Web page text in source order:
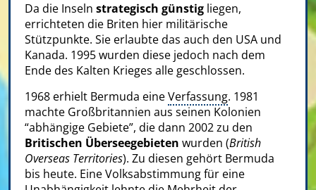
Da die Inseln strategisch günstig liegen,
errichteten die Briten hier militärische
Stützpunkte. Sie erlaubte das auch den USA und
Kanada. 1995 wurden diese jedoch nach dem
Ende des Kalten Krieges alle geschlossen.
1968 erhielt Bermuda eineVerfassung. 1981
machte Großbritannien aus seinen Kolonien
“abhängige Gebiete”, die dann 2002 zu den
Britischen Überseegebieten wurden (British
Overseas Territories). Zu diesen gehört Bermuda
bis heute. Eine Volksabstimmung für eine